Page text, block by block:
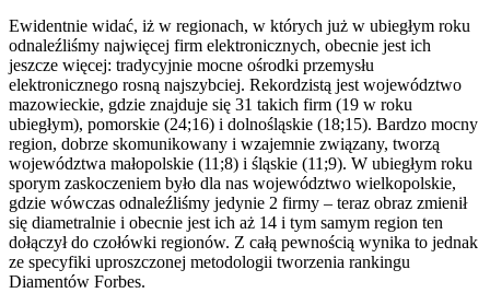
Ewidentnie widać, iż w regionach, w których już w ubiegłym roku
odnaleźliśmy najwięcej firm elektronicznych, obecnie jest ich
jeszcze więcej: tradycyjnie mocne ośrodki przemysłu
elektronicznego rosną najszybciej. Rekordzistą jest województwo
mazowieckie, gdzie znajduje się 31 takich firm (19 w roku
ubiegłym), pomorskie (24;16) i dolnośląskie (18;15). Bardzo mocny
region, dobrze skomunikowany i wzajemnie związany, tworzą
województwa małopolskie (11;8) i śląskie (11;9). W ubiegłym roku
sporym zaskoczeniem było dla nas województwo wielkopolskie,
gdzie wówczas odnaleźliśmy jedynie 2 firmy – teraz obraz zmienił
się diametralnie i obecnie jest ich aż 14 i tym samym region ten
dołączył do czołówki regionów. Z całą pewnością wynika to jednak
ze specyfiki uproszczonej metodologii tworzenia rankingu
Diamentów Forbes.